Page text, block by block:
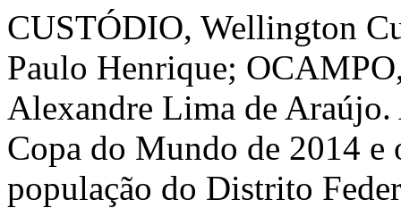
CUSTÓDIO, Wellington
Paulo Henrique;
Alexandre Lima de Araújo.
Copa do Mundo de 2014 e
população do Distrito